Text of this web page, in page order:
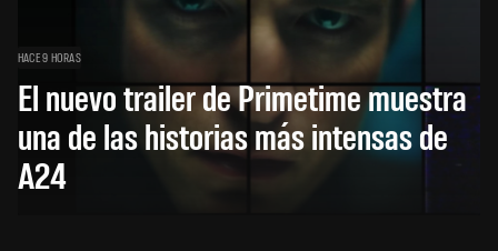
HACE 9 HORAS
El nuevo trailer de Primetime muestra
una de las historias más intensas de
A24